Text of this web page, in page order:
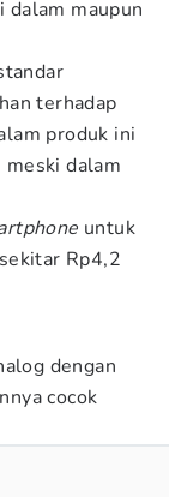
maupun
terhadap
produk ini
dalam
untuk
Rp4,2
dengan
cocok